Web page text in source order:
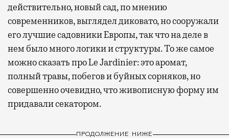
действительно, новый сад, по мнению
современников, выглядел диковато, но сооружали
его лучшие садовники Европы, так что на деле в
нем было много логики и структуры. То же самое
можно сказать про Le Jardinier: это аромат,
полный травы, побегов и буйных сорняков, но
совершенно очевидно, что живописную форму им
придавали секатором.
ПРОДОЛЖЕНИЕ НИЖЕ